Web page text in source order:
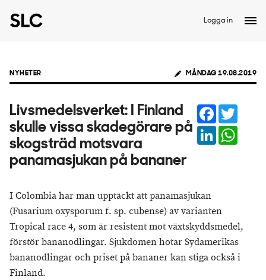
Logga in
NYHETER MÅNDAG 19.08.2019
Livsmedelsverket: I Finland
skulle vissa skadegörare på
skogsträd motsvara
panamasjukan på bananer
Facebook
LinkedIn
I Colombia har man upptäckt att panamasjukan
(Fusarium oxysporum f. sp. cubense) av varianten
Tropical race 4, som är resistent mot växtskyddsmedel,
förstör bananodlingar. Sjukdomen hotar Sydamerikas
bananodlingar och priset på bananer kan stiga också i
Finland.